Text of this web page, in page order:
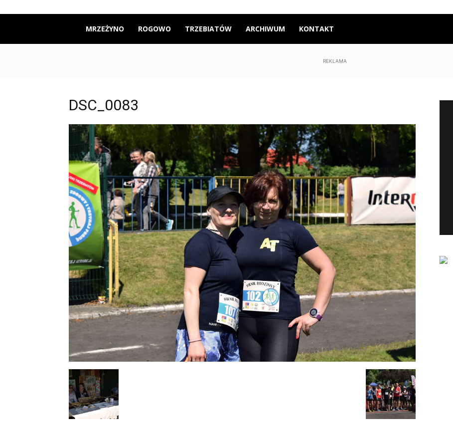
Mrzeżyno24
MRZEŻYNO ROGOWO TRZEBIATÓW ARCHIWUM KONTAKT
REKLAMA
DSC_0083